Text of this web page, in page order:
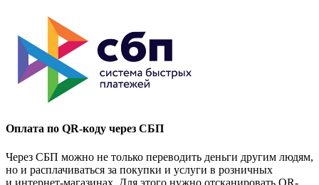
Оплата по QR-коду через СБП
Через СБП можно не только переводить деньги другим людям,
но и расплачиваться за покупки и услуги в розничных
и интернет-магазинах. Для этого нужно отсканировать QR-